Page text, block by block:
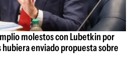
molestos con Lubetkin por
hubiera enviado propuesta sobre